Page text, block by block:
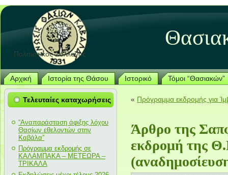
Πολιτιστικός Σύλλογος
Αρχική Ιστορία της Θάσου Ιστορικό Τόμοι “Θασιακών”
Τελευταίες καταχωρήσεις
“Αναπαράσταση άφιξης λόχου
Θασίων εθελοντών στην
Καβάλα”
Πρόγραμμα εκδρομής σε
ΚΑΛΑΜΠΑΚΑ – ΜΕΤΕΩΡΑ –
ΤΡΙΚΑΛΑ
« Πρόγραμμα εκδρομής για
Άρθρο της
εκδρομή της